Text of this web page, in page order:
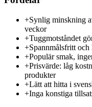
+Synlig minskning
veckor
+Tuggmotståndet
+Spannmålsfritt
+Populär smak,
+Prisvärde: låg
produkter
+Lätt att hitta i
+Inga konstiga